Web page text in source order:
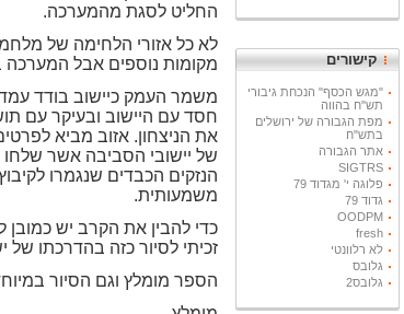
קישורים
"מגש הכסף" הנכחת גיבורי
תש"ח בהווה
מפת הגבורה של ירושלים
בתש"ח
אתר הגבורה
SIGTRS
פלוגה י' מגדוד 79
גדוד 79
OODPM
fresh
לא רלוונטי
גלובס
גלובס2
החליט לסגת מהמערכה.
לא כל אזורי הלחימה של
מקומות נוספים אבל
משמר העמק כיישוב בודד
חסד עם היישוב ובעיקר עם
את הניצחון. אזוב מביא
של יישובי הסביבה אשר
הנזקים הכבדים שנגמרו
משמעותית.
כדי להבין את הקרב יש
זכיתי לסיור כזה בהדרכתו
הספר מומלץ וגם הסיור